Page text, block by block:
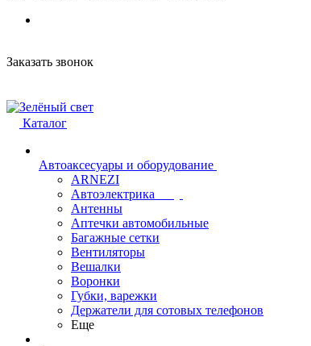
Заказать звонок
Каталог
Автоаксесуары и оборудование
ARNEZI
Автоэлектрика
Антенны
Аптечки автомобильные
Багажные сетки
Вентиляторы
Вешалки
Воронки
Губки, варежки
Держатели для сотовых телефонов
Еще